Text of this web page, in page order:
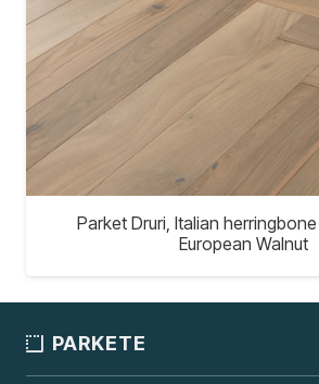
Parket Druri, Italian
European Walnut
PARKETE